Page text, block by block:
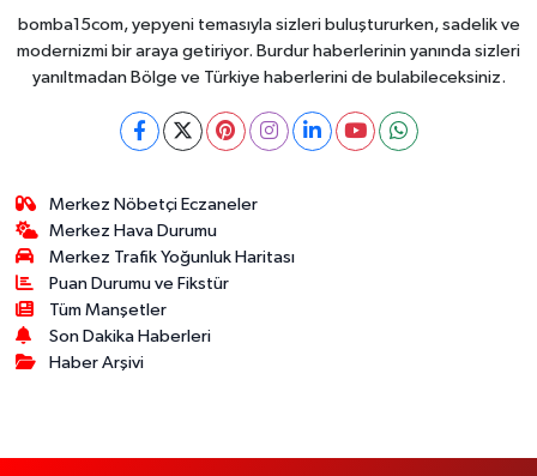
bomba15com, yepyeni temasıyla sizleri buluştururken, sadelik ve
modernizmi bir araya getiriyor. Burdur haberlerinin yanında sizleri
yanıltmadan Bölge ve Türkiye haberlerini de bulabileceksiniz.
Merkez Nöbetçi Eczaneler
Merkez Hava Durumu
Merkez Trafik Yoğunluk Haritası
Puan Durumu ve Fikstür
Tüm Manşetler
Son Dakika Haberleri
Haber Arşivi